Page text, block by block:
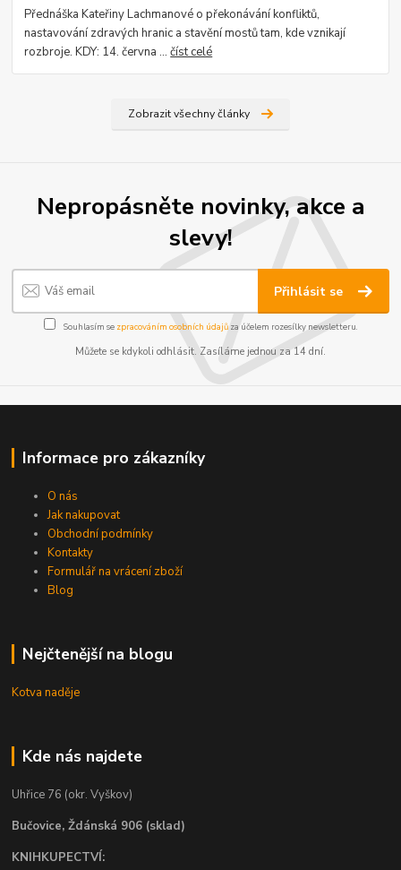
Přednáška Kateřiny Lachmanové o překonávání konfliktů,
nastavování zdravých hranic a stavění mostů tam, kde vznikají
rozbroje. KDY: 14. června ...číst celé
Zobrazit všechny články
Nepropásněte novinky, akce a
slevy!
Přihlásit se
Souhlasím se zpracováním osobních údajůza účelem rozesílky newsletteru.
Můžete se kdykoli odhlásit. Zasíláme jednou za 14 dní.
Informace pro zákazníky
O nás
Jak nakupovat
Obchodní podmínky
Kontakty
Formulář na vrácení zboží
Blog
Nejčtenější na blogu
Kotva naděje
Kde nás najdete
Uhřice 76 (okr. Vyškov)
Bučovice, Ždánská 906 (sklad)
KNIHKUPECTVÍ: